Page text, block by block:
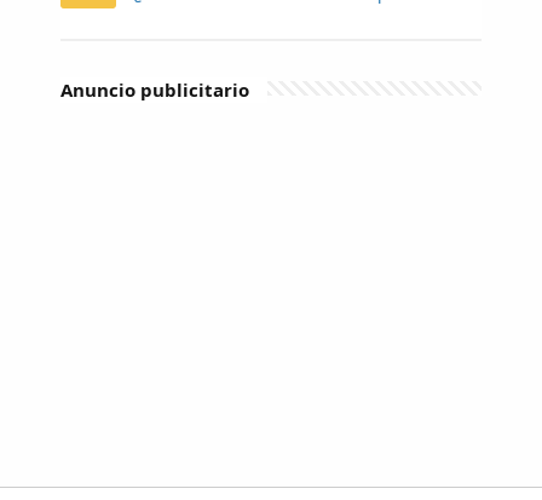
Anuncio publicitario